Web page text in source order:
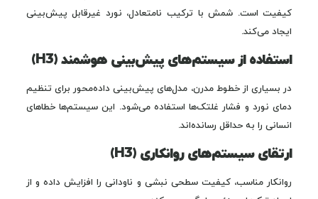
کیفیت است. شمش با ترکیب نامتعادل، نورد غیرقابل ‌پیش‌بینی
ایجاد می‌کند.
استفاده از سیستم‌های پیش‌بینی هوشمند (H3)
در بسیاری از خطوط مدرن، مدل‌های پیش‌بینی داده‌محور برای تنظیم
دمای نورد و فشار غلتک‌ها استفاده می‌شود. این سیستم‌ها خطاهای
انسانی را به حداقل رسانده‌اند.
ارتقای سیستم‌های روانکاری (H3)
روانکار مناسب، کیفیت سطحی نبشی و ناودانی را افزایش داده و از